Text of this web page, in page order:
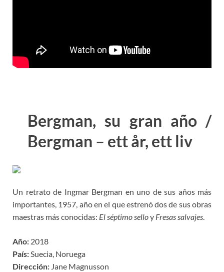
Bergman, su gran año /
Bergman – ett år, ett liv
Un retrato de Ingmar Bergman en uno de sus años más
importantes, 1957, año en el que estrenó dos de sus obras
maestras más conocidas: El séptimo selloy Fresas salvajes.
Año: 2018
País:Suecia, Noruega
Dirección: Jane Magnusson